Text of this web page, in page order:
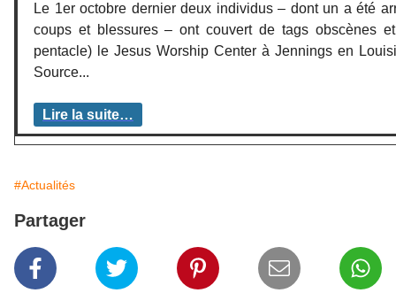
Le 1er octobre dernier deux individus – dont un a été
coups et blessures – ont couvert de tags obscènes
pentacle) le Jesus Worship Center à Jennings en
Source...
Lire la suite…
#Actualités
Partager